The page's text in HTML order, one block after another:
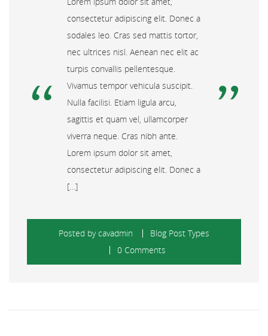
consectetur adipiscing elit. Donec a
sodales leo. Cras sed mattis tortor,
nec ultrices nisl. Aenean nec elit ac
turpis convallis pellentesque.
Vivamus tempor vehicula suscipit.
Nulla facilisi. Etiam ligula arcu,
sagittis et quam vel, ullamcorper
viverra neque. Cras nibh ante.
Lorem ipsum dolor sit amet,
consectetur adipiscing elit. Donec a
[…]
Posted bycavadmin
Blog Post Types
0 Comments